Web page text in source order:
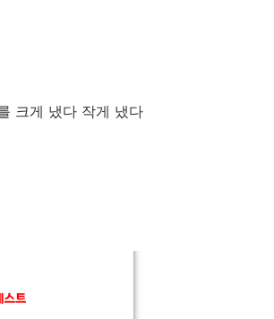
크게 냈다 작게 냈다